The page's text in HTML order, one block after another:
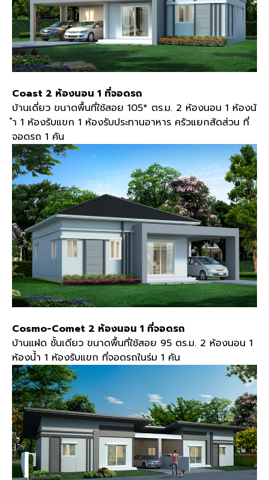
Coast 2 ห้องนอน 1 ที่จอดรถ
บ้านเดี่ยว ขนาดพื้นที่ใช้สอย 105* ตร.ม. 2 ห้องนอน 1 ห้องน้
ำ 1 ห้องรับแขก 1 ห้องรับประทานอาหาร ครัวแยกสัดส่วน ที่
จอดรถ 1 คัน
Cosmo-Comet 2 ห้องนอน 1 ที่จอดรถ
บ้านแฝด ชั้นเดียว ขนาดพื้นที่ใช้สอย 95 ตร.ม. 2 ห้องนอน 1
ห้องน้ำ 1 ห้องรับแขก ที่จอดรถในร่ม 1 คัน